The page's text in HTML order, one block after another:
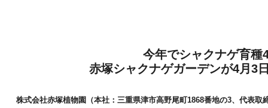
今年でシャクナゲ育種
赤塚シャクナゲガーデンが4月3
株式会社赤塚植物園（本社：三重県津市高野尾町1868番地の3、代表取